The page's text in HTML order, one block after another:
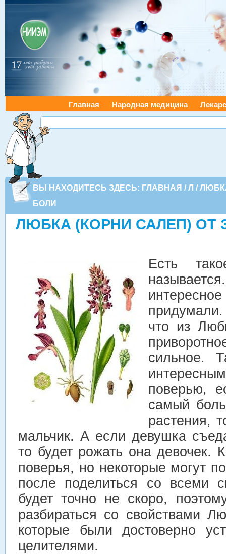
Главная Народная медицина
ВЫ НАХОДИТЕСЬ ЗДЕСЬ: ГЛАВНАЯ / Л /
БОЛИ
ЛЮБКА (КОРНИ САЛЕП) ОТ
Есть
что из
сильное.
поверью,
самый
растения,
мальчик. А если девушка
то будет рожать она девочек.
поверья, но некоторые могут
после поделиться со всеми
будет точно не скоро,
разбираться со свойствами
которые были достоверно
целителями.